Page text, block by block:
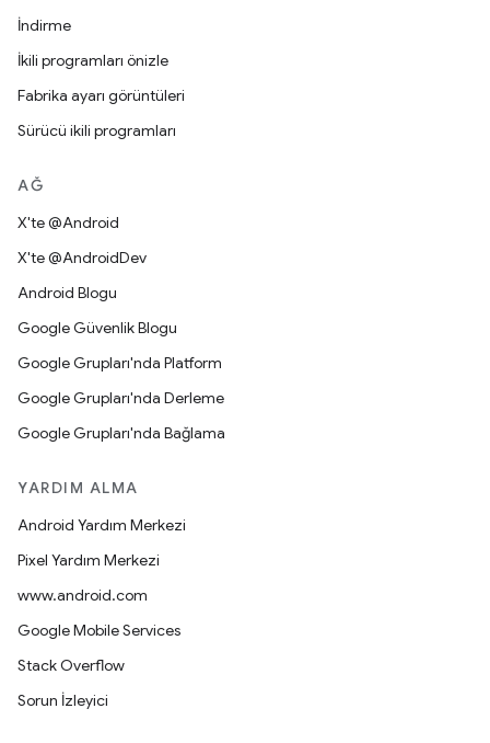
İndirme
İkili programları önizle
Fabrika ayarı görüntüleri
Sürücü ikili programları
AĞ
X'te @Android
X'te @AndroidDev
Android Blogu
Google Güvenlik Blogu
Google Grupları'nda Platform
Google Grupları'nda Derleme
Google Grupları'nda Bağlama
YARDIM ALMA
Android Yardım Merkezi
Pixel Yardım Merkezi
www.android.com
Google Mobile Services
Stack Overflow
Sorun İzleyici